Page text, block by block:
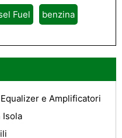
Fuel benzina
e Amplificatori
Isola